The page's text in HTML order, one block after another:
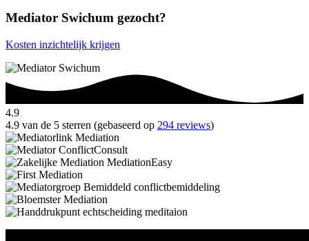
Mediator Swichum gezocht?
Kosten inzichtelijk krijgen
4.9
4.9 van de 5 sterren (gebaseerd op 294 reviews)